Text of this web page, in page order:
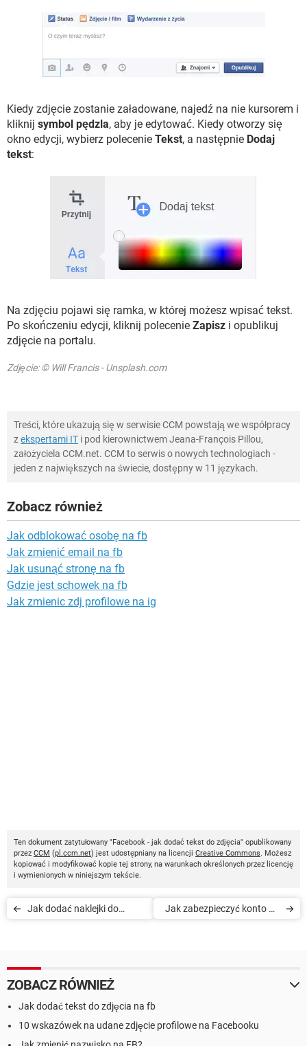
Kiedy zdjęcie zostanie załadowane, najedź na nie kursorem i
kliknij symbol pędzla, aby je edytować. Kiedy otworzy się
okno edycji, wybierz polecenie Tekst, a następnie Dodaj
tekst:
Na zdjęciu pojawi się ramka, w której możesz wpisać tekst.
Po skończeniu edycji, kliknij polecenie Zapisz i opublikuj
zdjęcie na portalu.
Zdjęcie: © Will Francis - Unsplash.com
Treści, które ukazują się w serwisie CCM powstają we współpracy
zekspertami IT i pod kierownictwem Jeana-François Pillou,
założyciela CCM.net. CCM to serwis o nowych technologiach -
jeden z największych na świecie, dostępny w 11 językach.
Zobacz również
Jak odblokować osobę na fb
Jak zmienić email na fb
Jak usunąć stronę na fb
Gdzie jest schowek na fb
Jak zmienic zdj profilowe na ig
Ten dokument zatytułowany "Facebook - jak dodać tekst do zdjęcia" opublikowany
przez CCM (pl.ccm.net) jest udostępniany na licencji Creative Commons. Możesz
kopiować i modyfikować kopie tej strony, na warunkach określonych przez licencję
i wymienionych w niniejszym tekście.
Jak dodać naklejki do
Jak zabezpieczyć konto na
ZOBACZ RÓWNIEŻ
Jak dodać tekst do zdjęcia na fb
10 wskazówek na udane zdjęcie profilowe na Facebooku